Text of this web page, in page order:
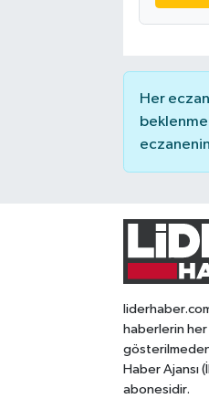
Her
haberlerin her
Haber Ajansı
abonesidir.